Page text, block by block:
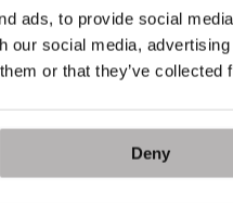
ads, to provide social
our social media,
or that they’ve
Deny